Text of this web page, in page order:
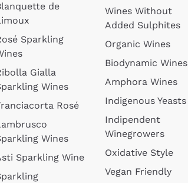
de
Sparkling
Gialla
Wines
Rosé
Wines
Sparkling Wine
Wines Without
Added Sulphites
Organic Wines
Biodynamic Wines
Amphora Wines
Indigenous Yeasts
Indipendent
Winegrowers
Oxidative Style
Vegan Friendly